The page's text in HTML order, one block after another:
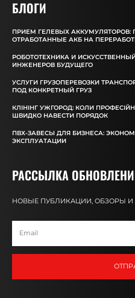
БЛОГИ
ПРИЕМ ГЕЛЕВЫХ
ОТРАБОТАННЫЕ АКБ НА
РОБОТОТЕХНИКА И
ИНЖЕНЕРОВ БУДУЩЕГО
УСЛУГИ ГРУЗОПЕРЕВОЗКИ
ПОД КОНКРЕТНЫЙ ГРУЗ
КЛІНІНГ УЖГОРОД: КОЛИ
ШВИДКО НАВЕСТИ ПОРЯДОК
ПВХ-ЗАВЕСЫ ДЛЯ БИЗНЕСА:
ЭКСПЛУАТАЦИИ
РАССЫЛКА
НОВЫЕ ПУБЛИКАЦИИ, ОБЗОРЫ